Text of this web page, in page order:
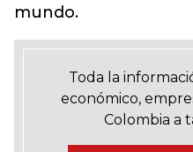
mundo.
Toda la
económico,
Colombia a